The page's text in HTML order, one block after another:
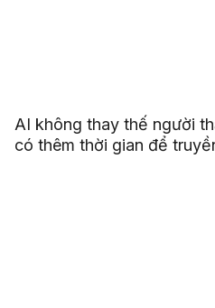
AI không thay thế người
có thêm thời gian để